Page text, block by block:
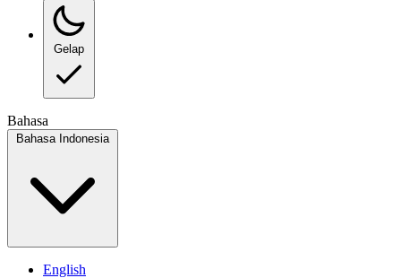
Gelap
Bahasa
Bahasa Indonesia
English